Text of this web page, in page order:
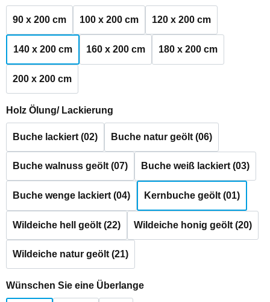
90 x 200 cm 100 x 200 cm 120 x 200 cm
140 x 200 cm 160 x 200 cm 180 x 200 cm
200 x 200 cm
Holz Ölung/ Lackierung
Buche lackiert (02) Buche natur geölt (06)
Buche walnuss geölt (07) Buche weiß lackiert (03)
Buche wenge lackiert (04) Kernbuche geölt (01)
Wildeiche hell geölt (22) Wildeiche honig geölt (20)
Wildeiche natur geölt (21)
Wünschen Sie eine Überlangeauswählen